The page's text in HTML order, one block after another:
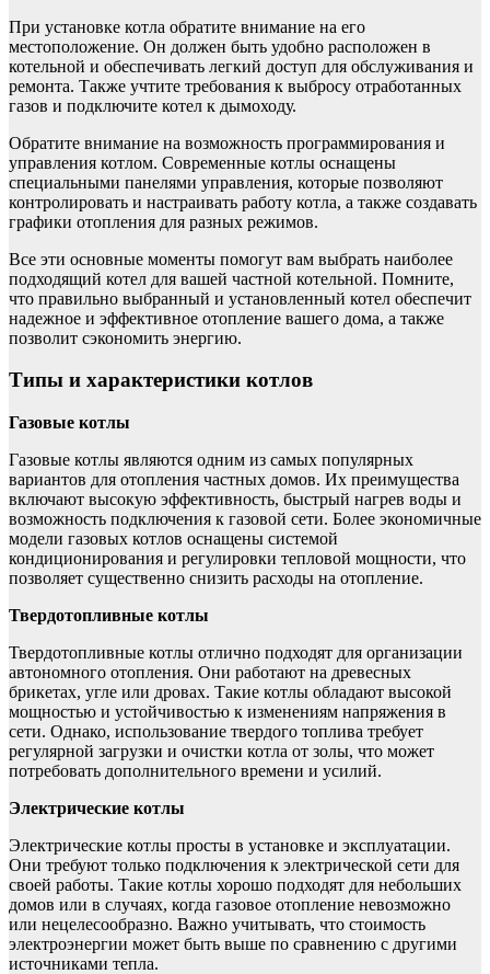
При установке котла обратите внимание на его
местоположение. Он должен быть удобно расположен в
котельной и обеспечивать легкий доступ для обслуживания и
ремонта. Также учтите требования к выбросу отработанных
газов и подключите котел к дымоходу.
Обратите внимание на возможность программирования и
управления котлом. Современные котлы оснащены
специальными панелями управления, которые позволяют
контролировать и настраивать работу котла, а также создавать
графики отопления для разных режимов.
Все эти основные моменты помогут вам выбрать наиболее
подходящий котел для вашей частной котельной. Помните,
что правильно выбранный и установленный котел обеспечит
надежное и эффективное отопление вашего дома, а также
позволит сэкономить энергию.
Типы и характеристики котлов
Газовые котлы
Газовые котлы являются одним из самых популярных
вариантов для отопления частных домов. Их преимущества
включают высокую эффективность, быстрый нагрев воды и
возможность подключения к газовой сети. Более экономичные
модели газовых котлов оснащены системой
кондиционирования и регулировки тепловой мощности, что
позволяет существенно снизить расходы на отопление.
Твердотопливные котлы
Твердотопливные котлы отлично подходят для организации
автономного отопления. Они работают на древесных
брикетах, угле или дровах. Такие котлы обладают высокой
мощностью и устойчивостью к изменениям напряжения в
сети. Однако, использование твердого топлива требует
регулярной загрузки и очистки котла от золы, что может
потребовать дополнительного времени и усилий.
Электрические котлы
Электрические котлы просты в установке и эксплуатации.
Они требуют только подключения к электрической сети для
своей работы. Такие котлы хорошо подходят для небольших
домов или в случаях, когда газовое отопление невозможно
или нецелесообразно. Важно учитывать, что стоимость
электроэнергии может быть выше по сравнению с другими
источниками тепла.